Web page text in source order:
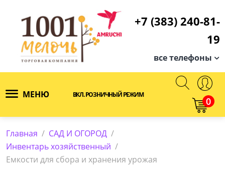
+7 (383) 240-81-
19
все телефоны
МЕНЮ ВКЛ. РОЗНИЧНЫЙ РЕЖИМ
0
Главная / САД И ОГОРОД /
Инвентарь хозяйственный /
Емкости для сбора и хранения урожая